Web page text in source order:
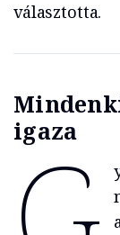
választotta.
igaza